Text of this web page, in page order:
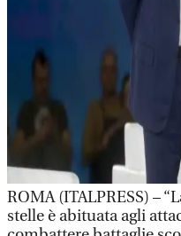
ROMA (ITALPRESS) –
stelle è abituata agli